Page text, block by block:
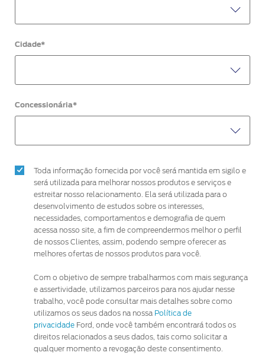
Cidade*
Concessionária*
Toda informação fornecida por você será mantida em sigilo e
será utilizada para melhorar nossos produtos e serviços e
estreitar nosso relacionamento. Ela será utilizada para o
desenvolvimento de estudos sobre os interesses,
necessidades, comportamentos e demografia de quem
acessa nosso site, a fim de compreendermos melhor o perfil
de nossos Clientes, assim, podendo sempre oferecer as
melhores ofertas de nossos produtos para você.
Com o objetivo de sempre trabalharmos com mais segurança
e assertividade, utilizamos parceiros para nos ajudar nesse
trabalho, você pode consultar mais detalhes sobre como
utilizamos os seus dados na nossa Política de
privacidade Ford, onde você também encontrará todos os
direitos relacionados a seus dados, tais como solicitar a
qualquer momento a revogação deste consentimento.